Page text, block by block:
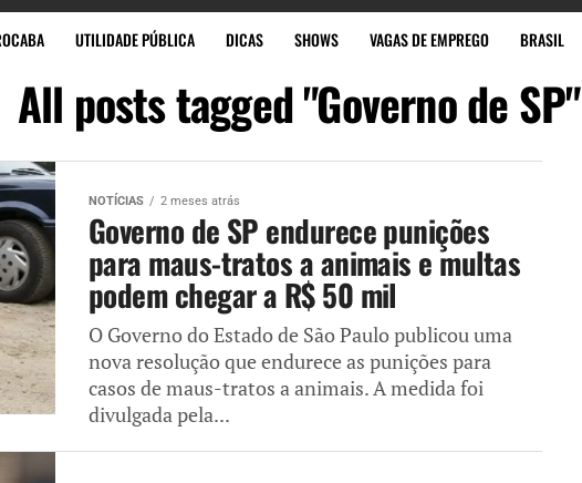
UTILIDADE PÚBLICA DICAS SHOWS VAGAS DE EMPREGO BRASIL
All posts tagged "Governo de SP"
NOTÍCIAS 2 meses atrás
Governo de SP endurece punições
para maus-tratos a animais e multas
podem chegar a R$ 50 mil
O Governo do Estado de São Paulo publicou uma
nova resolução que endurece as punições para
casos de maus-tratos a animais. A medida foi
divulgada pela...